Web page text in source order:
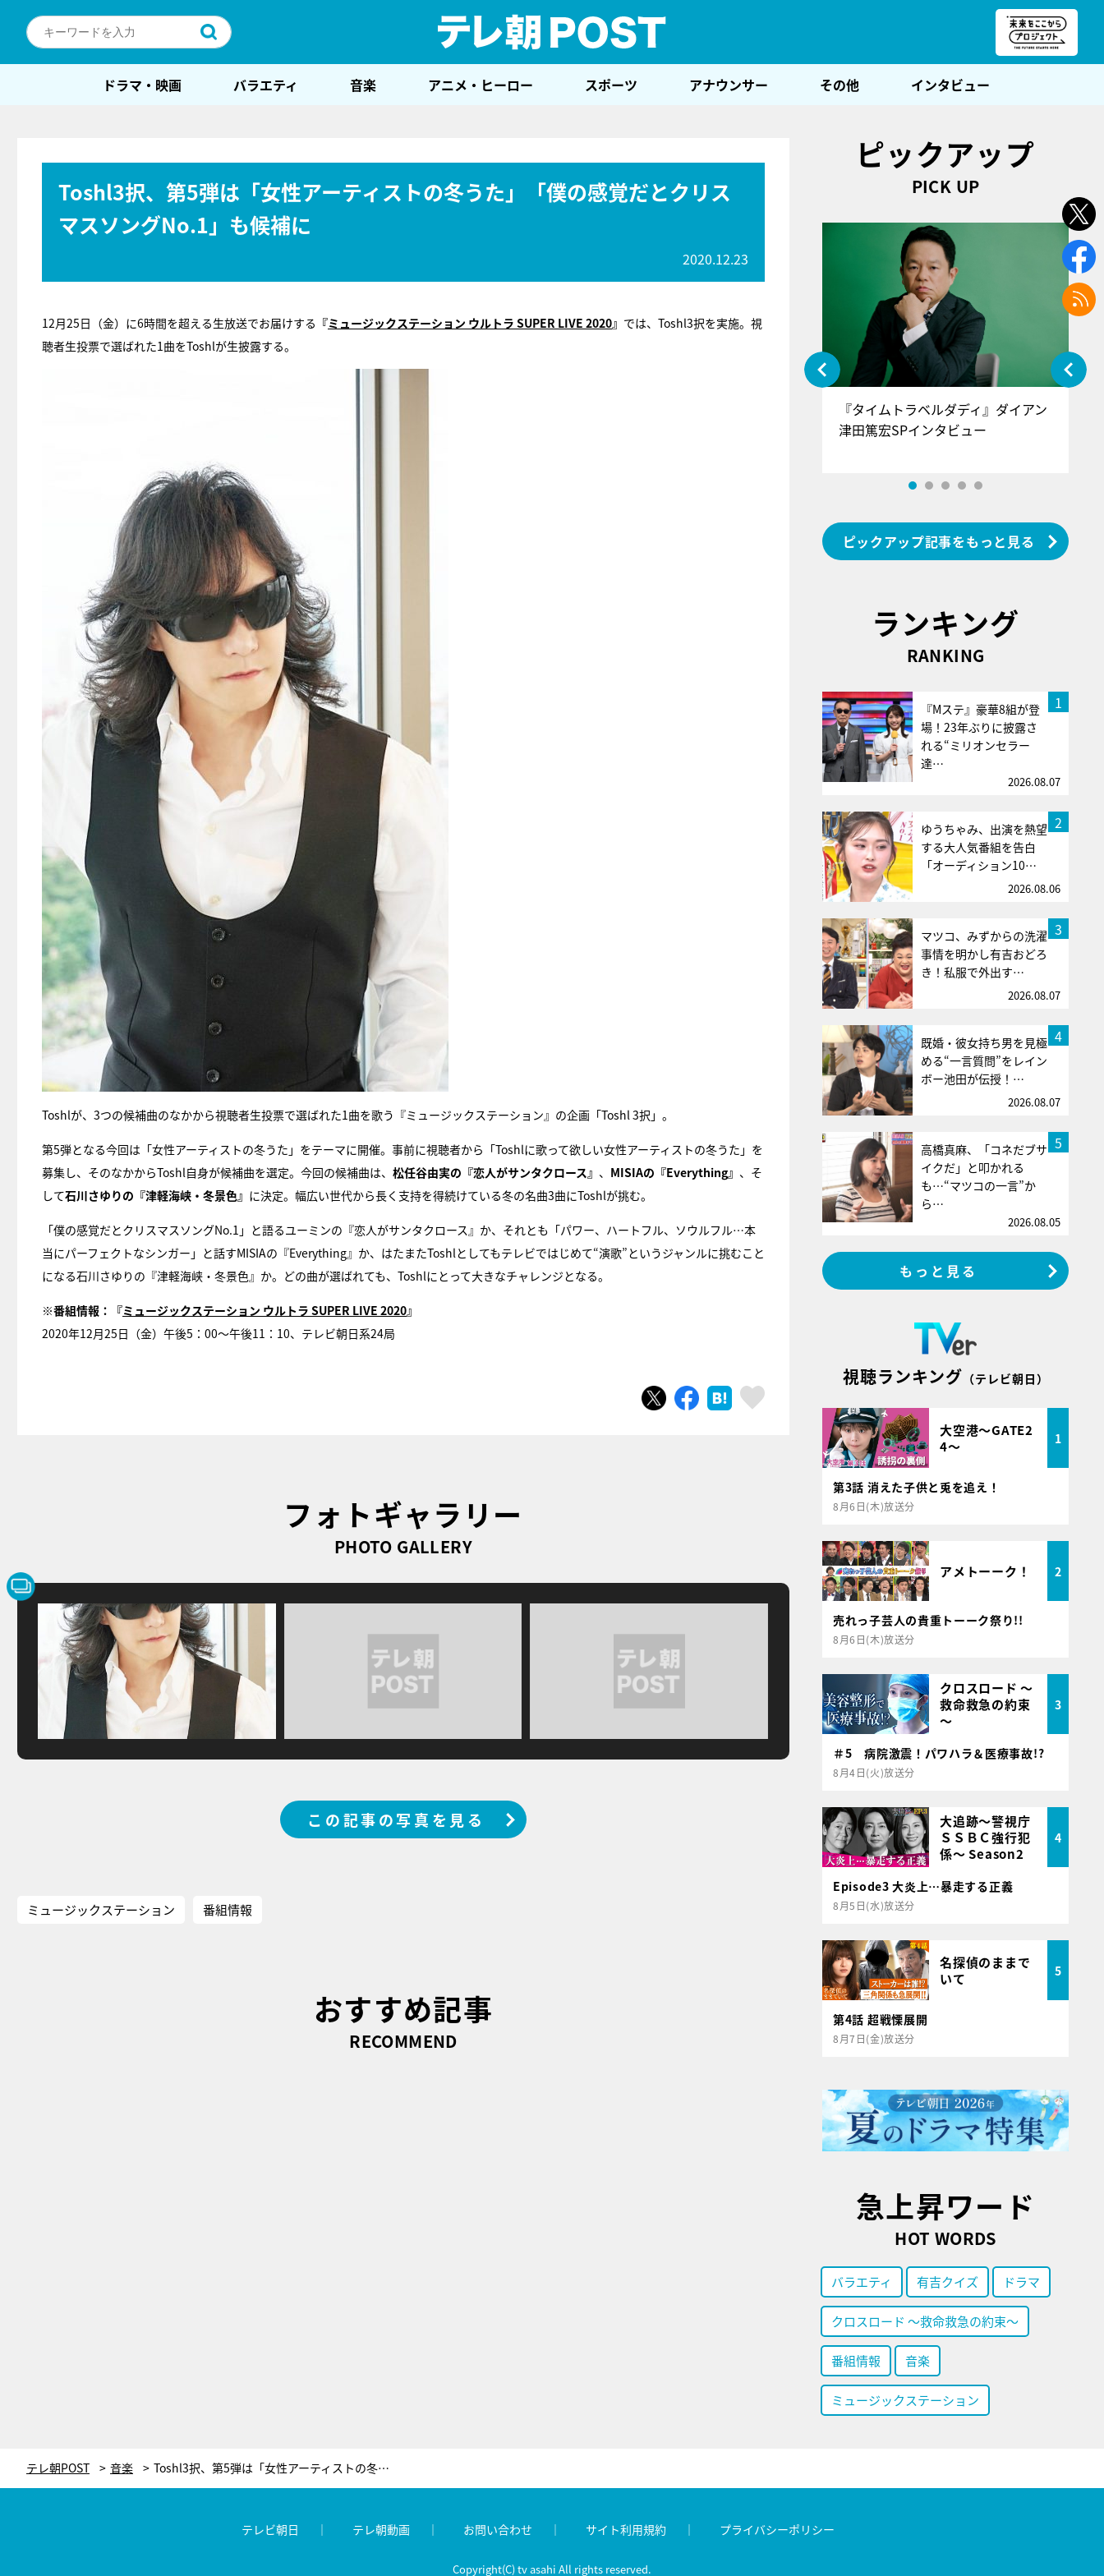
ドラマ・映画 バラエティ 音楽 アニメ・ヒーロー スポーツ アナウンサー その他 インタビュー
Toshl3択、第5弾は「女性アーティストの冬うた」「僕の感覚だとクリス
マスソングNo.1」も候補に
2020.12.23
12月25日（金）に6時間を超える生放送でお届けする 『ミュージックステーション ウルトラ SUPER LIVE 2020』 では、Toshl3択を実施。視
聴者生投票で選ばれた1曲をToshlが生披露する。
Toshlが、3つの候補曲のなかから視聴者生投票で選ばれた1曲を歌う『ミュージックステーション』の企画「Toshl 3択」。
第5弾となる今回は「女性アーティストの冬うた」をテーマに開催。事前に視聴者から「Toshlに歌って欲しい女性アーティストの冬うた」を
募集し、そのなかからToshl自身が候補曲を選定。今回の候補曲は、 松任谷由実の『恋人がサンタクロース』 、 MISIAの『Everything』 、そ
して石川さゆりの『津軽海峡・冬景色』 に決定。幅広い世代から長く支持を得続けている冬の名曲3曲にToshlが挑む。
「僕の感覚だとクリスマスソングNo.1」と語るユーミンの『恋人がサンタクロース』か、それとも「パワー、ハートフル、ソウルフル…本
当にパーフェクトなシンガー」と話すMISIAの『Everything』か、はたまたToshlとしてもテレビではじめて“演歌”というジャンルに挑むこと
になる石川さゆりの『津軽海峡・冬景色』か。どの曲が選ばれても、Toshlにとって大きなチャレンジとなる。
※番組情報：『ミュージックステーション ウルトラ SUPER LIVE 2020』
2020年12月25日（金）午後5：00～午後11：10、テレビ朝日系24局
ツイートシェア はてブ
フォトギャラリー
PHOTO GALLERY
この記事の写真を見る
ミュージックステーション 番組情報
おすすめ記事
RECOMMEND
ピックアップ
PICK UP
『タイムトラベルダディ』ダイアン
津田篤宏SPインタビュー
ピックアップ記事をもっと見る
ランキング
RANKING
1
『Mステ』豪華8組が登
場！23年ぶりに披露さ
れる“ミリオンセラー
達…
2026.08.07
2
ゆうちゃみ、出演を熱望
する大人気番組を告白
「オーディション10…
2026.08.06
3
マツコ、みずからの洗濯
事情を明かし有吉おどろ
き！私服で外出す…
2026.08.07
4
既婚・彼女持ち男を見極
める“一言質問”をレイン
ボー池田が伝授！…
2026.08.07
5
高橋真麻、「コネだブサ
イクだ」と叩かれる
も…“マツコの一言”か
ら…
2026.08.05
もっと見る
視聴ランキング （テレビ朝日）
大空港～GATE2
4～
1
第3話 消えた子供と兎を追え！
8月6日(木)放送分
アメトーーク！ 2
売れっ子芸人の貴重トーーク祭り!!
8月6日(木)放送分
クロスロード ～
救命救急の約束
～
3
＃5 病院激震！パワハラ＆医療事故!?
8月4日(火)放送分
大追跡～警視庁
ＳＳＢＣ強行犯
係～ Season2
4
Episode3 大炎上…暴走する正義
8月5日(水)放送分
名探偵のままで
いて
5
第4話 超戦慄展開
8月7日(金)放送分
急上昇ワード
HOT WORDS
バラエティ 有吉クイズ ドラマ
クロスロード ～救命救急の約束～
番組情報 音楽
ミュージックステーション
テレ朝POST 音楽 Toshl3択、第5弾は「女性アーティストの冬うた」「僕の感覚だとクリスマスソングNo.1」も候補に
テレビ朝日 テレ朝動画 お問い合わせ サイト利用規約 プライバシーポリシー
Copyright(C) tv asahi All rights reserved.